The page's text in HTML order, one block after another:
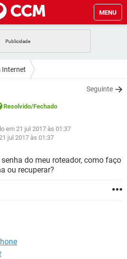
MENU
FACEBOOK
GMAIL
WHATSAPP
GMAIL
WHATSAPP
EXCEL
GMAIL
WHATSAPP
EXCEL
WHATSAPP
FACEBOOK
Internet
Seguinte
Resolvido/Fechado
em 21 jul 2017 às 01:37
jul 2017 às 01:37
do meu roteador, como faço
ou recuperar?